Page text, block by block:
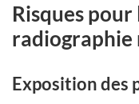
Risques pour
radiographie
Exposition des